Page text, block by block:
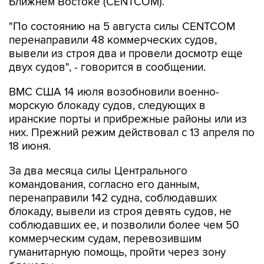
вывели из строя два и провели досмотр еще
двух судов", - говорится в сообщении.
ВМС США 14 июля возобновили военно-
иранские порты и прибрежные районы или из
них. Прежний режим действовал с 13 апреля по
18 июня.
За два месяца силы Центрального
перенаправили 142 судна, соблюдавших
блокаду, вывели из строя девять судов, не
соблюдавших ее, и позволили более чем 50
коммерческим судам, перевозившим
гуманитарную помощь, пройти через зону
блокады.